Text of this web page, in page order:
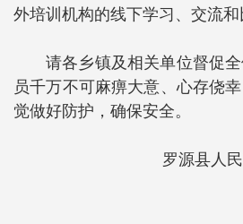
外培训机构的线下学习、交流和
请各乡镇及相关单位督促
员千万不可麻痹大意、心存侥
觉做好防护，确保安全。
罗源县人